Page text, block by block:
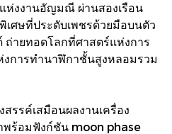
ห่งงานอัญมณี ผ่านสองเรือน
เศษที่ประดับเพชรด้วยมือบนตัว
ถ่ายทอดโลกที่ศาสตร์แห่งการ
การทำนาฬิกาชั้นสูงหลอมรวม
สรรค์เสมือนผลงานเครื่อง
พร้อมฟังก์ชัน moon phase